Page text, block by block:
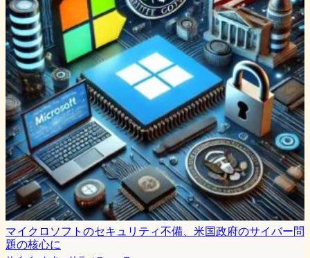
マイクロソフトのセキュリティ不備、米国政府のサイバー問
題の核心に